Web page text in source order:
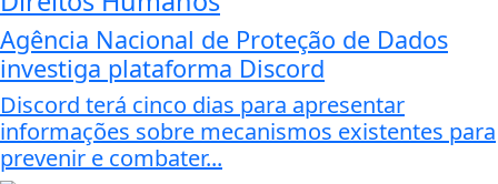
Agência Nacional de Proteção de Dados
investiga plataforma Discord
Discord terá cinco dias para apresentar
informações sobre mecanismos existentes para
prevenir e combater...